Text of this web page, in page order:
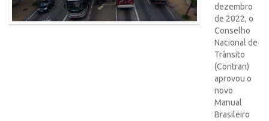
dezembro
de 2022, o
Conselho
Nacional de
Trânsito
(Contran)
aprovou o
novo
Manual
Brasileiro